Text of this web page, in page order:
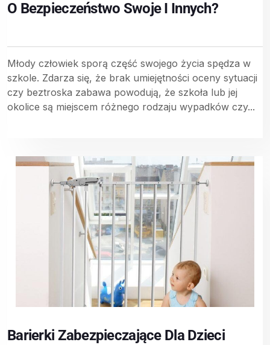
O Bezpieczeństwo Swoje I Innych?
Młody człowiek sporą część swojego życia spędza w
szkole. Zdarza się, że brak umiejętności oceny sytuacji
czy beztroska zabawa powodują, że szkoła lub jej
okolice są miejscem różnego rodzaju wypadków czy...
Barierki Zabezpieczające Dla Dzieci